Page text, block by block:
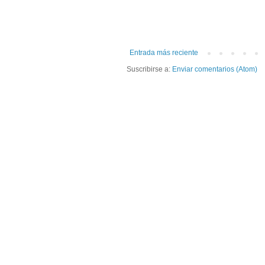
Entrada más reciente
Suscribirse a: Enviar comentarios (Atom)